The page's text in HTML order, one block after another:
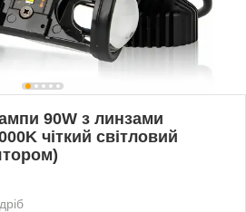
90W з линзами
чіткий світловий